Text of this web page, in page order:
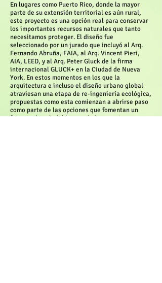
En lugares como Puerto Rico, donde la mayor
parte de su extensión territorial es aún rural,
este proyecto es una opción real para conservar
los importantes recursos naturales que tanto
necesitamos proteger. El diseño fue
seleccionado por un jurado que incluyó al Arq.
Fernando Abruña, FAIA, al Arq. Vincent Pieri,
AIA, LEED, y al Arq. Peter Gluck de la firma
internacional GLUCK+ en la Ciudad de Nueva
York. En estos momentos en los que la
arquitectura e incluso el diseño urbano global
atraviesan una etapa de re-ingeniería ecológica,
propuestas como esta comienzan a abrirse paso
como parte de las opciones que fomentan un
futuro más saludable y verdaderamente